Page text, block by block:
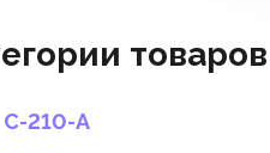
товаров
C-210-A